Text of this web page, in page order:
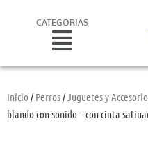
CATEGORIAS
Inicio /Perros/Juguetes y
blando con sonido – con cinta